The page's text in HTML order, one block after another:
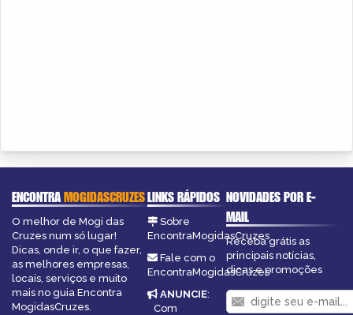
ENCONTRAMOGIDASCRUZES
O melhor de Mogi das
Cruzes num só lugar!
Dicas, onde ir, o que fazer,
as melhores empresas,
locais, serviços e muito
mais no guia Encontra
MogidasCruzes.
LINKS RÁPIDOS
Sobre
EncontraMogidasCruzes
Fale com o
EncontraMogidasCruzes
ANUNCIE:
Com
NOVIDADES POR E-
MAIL
Receba grátis as
principais notícias,
dicas e promoções